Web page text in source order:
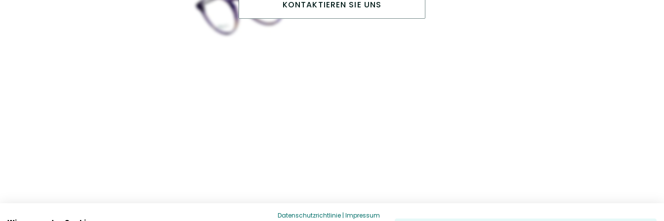
KONTAKTIEREN SIE UNS
Datenschutzrichtlinie | Impressum